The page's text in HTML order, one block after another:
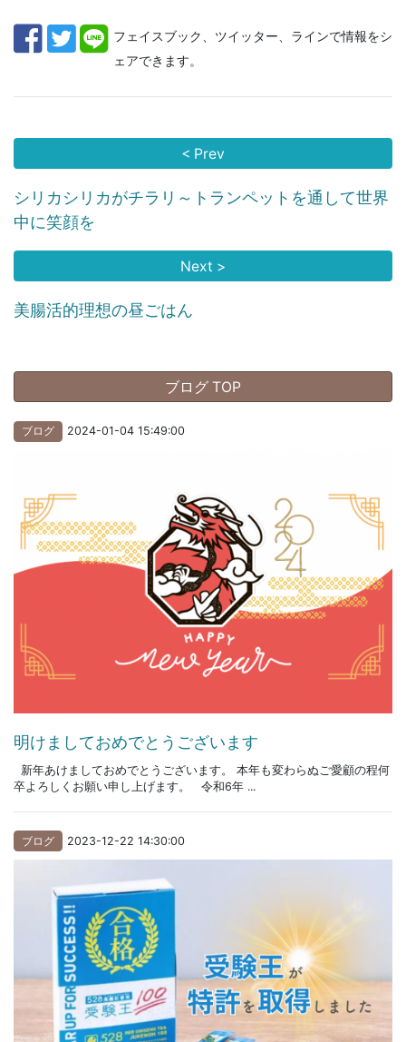
フェイスブック、ツイッター、ラインで情報をシ
ェアできます。
< Prev
シリカシリカがチラリ～トランペットを通して世界
中に笑顔を
Next >
美腸活的理想の昼ごはん
ブログ TOP
ブログ 2024-01-04 15:49:00
明けましておめでとうございます
新年あけましておめでとうございます。 本年も変わらぬご愛顧の程何
卒よろしくお願い申し上げます。 令和6年 ...
ブログ 2023-12-22 14:30:00